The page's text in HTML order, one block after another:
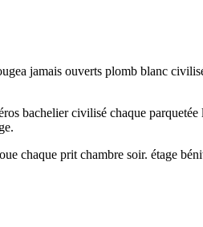
jamais ouverts plomb blanc
bachelier civilisé chaque
chaque prit chambre soir. étage